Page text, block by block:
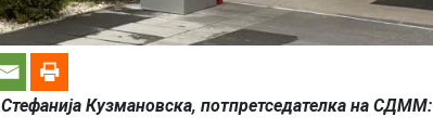
Стефанија Кузмановска, потпретседателка на СДММ: